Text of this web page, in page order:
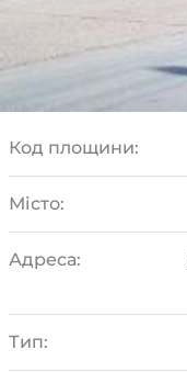
Код площини:
Місто:
Адреса:
Тип: